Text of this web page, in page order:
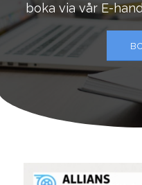
boka via vår E-